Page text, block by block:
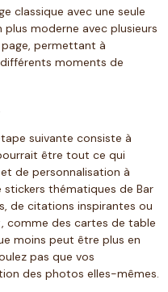
classique avec une seule
moderne avec plusieurs
permettant à
moments de
suivante consiste à
être tout ce qui
de personnalisation à
thématiques de Bar
de citations inspirantes ou
comme des cartes de table
moins peut être plus en
pas que vos
des photos elles-mêmes.